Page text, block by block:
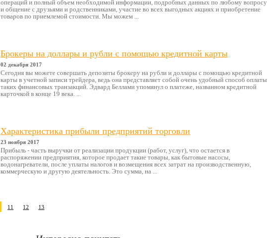
операций и полный объем необходимой информации, подробных данных по любому вопросу
и общение с друзьями и родственниками, участие во всех выгодных акциях и приобретение
товаров по приемлемой стоимости. Мы можем ...
Брокеры на доллары и рубли с помощью кредитной карты
02 декабря 2017
Сегодня вы можете совершать депозиты брокеру на рубли и доллары с помощью кредитной
карты в учетной записи трейдера, ведь она представляет собой очень удобный способ оплаты
таких финансовых транзакций. Эдвард Беллами упомянул о платеже, названном кредитной
карточкой в ​​конце 19 века. ...
Характеристика прибыли предприятий торговли
23 ноября 2017
Прибыль - часть выручки от реализации продукции (работ, услуг), что остается в
распоряжении предприятия, которое продает такие товары, как бытовые насосы,
водонагреватели, после уплаты налогов и возмещения всех затрат на производственную,
коммерческую и другую деятельность. Это сумма, на ...
11 12 13